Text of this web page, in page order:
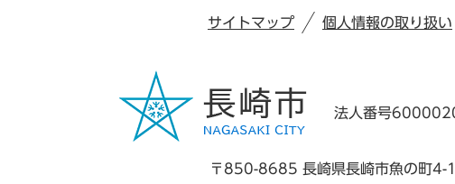
サイトマップ 個人情報の取り扱い
法人番号
〒850-8685 長崎県長崎市魚の町4-1